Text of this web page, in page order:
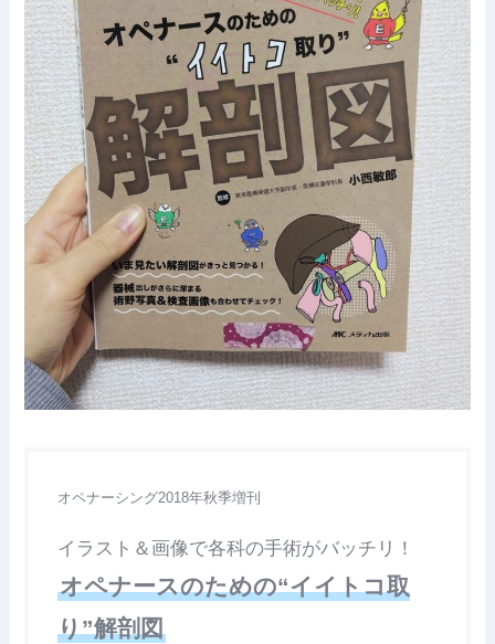
オペナーシング2018年秋季増刊
イラスト＆画像で各科の手術がバッチリ！
オペナースのための“イイトコ取
り”解剖図